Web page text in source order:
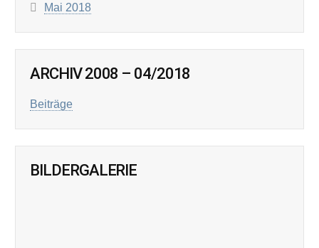
Mai 2018
ARCHIV 2008 – 04/2018
Beiträge
BILDERGALERIE